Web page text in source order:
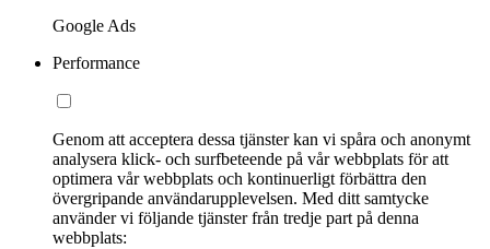
Google Ads
Performance
Genom att acceptera dessa tjänster kan vi spåra och anonymt
analysera klick- och surfbeteende på vår webbplats för att
optimera vår webbplats och kontinuerligt förbättra den
övergripande användarupplevelsen. Med ditt samtycke
använder vi följande tjänster från tredje part på denna
webbplats: